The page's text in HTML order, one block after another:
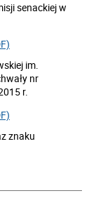
senackiej w
im.
nr
r.
znaku